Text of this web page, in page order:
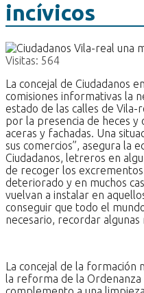
incívicos
Visitas: 564
La concejal de Ciudadanos
comisiones informativas la
estado de las calles de
por la presencia de heces y
aceras y fachadas. Una
sus comercios”, asegura la
Ciudadanos, letreros en
de recoger los
deteriorado y en muchos
vuelvan a instalar en
conseguir que todo el
necesario, recordar algunas
La concejal de la formación
la reforma de la